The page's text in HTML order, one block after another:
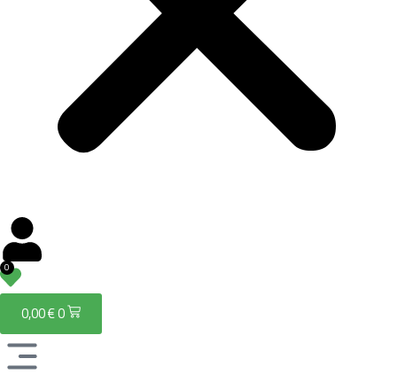
0
0,00€0